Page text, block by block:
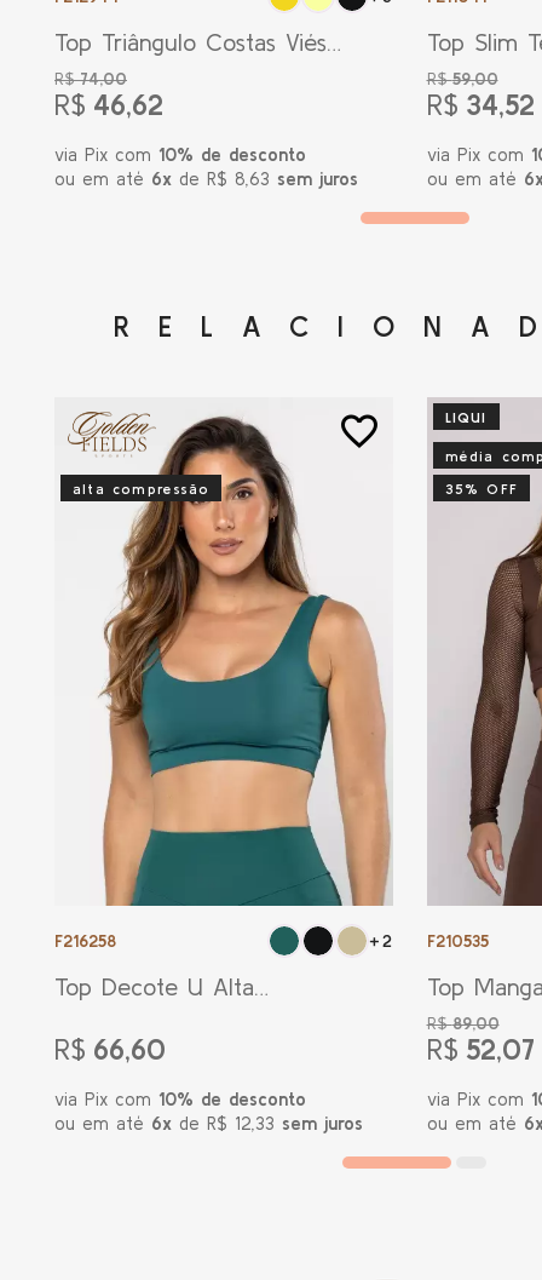
Top Triângulo Costas Viés
Amarelo Ouro
R$74,00
R$ 46,62
via Pix com 10% de desconto
ou em até 6x de R$ 8,63 sem juros
Top Slim
R$59,00
R$ 34,52
via Pix com
ou em até
alta compressão
favorite_border
F216258 +2
Top Decote U Alta
R$ 66,60
via Pix com 10% de desconto
ou em até 6x de R$ 12,33 sem juros
LIQUI
média
35% OFF
F210535
Top
Marrom
R$89,00
R$ 52,07
via Pix com
ou em até